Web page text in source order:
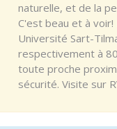
naturelle, et de la
C'est beau et à
Université Sart-
respectivement à
toute proche
sécurité. Visite sur